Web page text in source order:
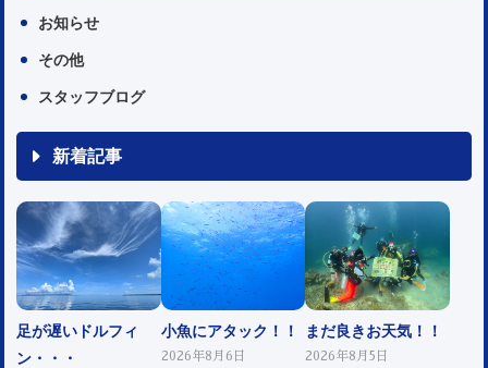
お知らせ
その他
スタッフブログ
新着記事
足が遅いドルフィ
ン・・・
小魚にアタック！！
2026年8月6日
まだ良きお天気！！
2026年8月5日